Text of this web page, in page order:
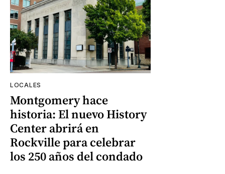
LOCALES
Montgomery hace
historia: El nuevo History
Center abrirá en
Rockville para celebrar
los 250 años del condado